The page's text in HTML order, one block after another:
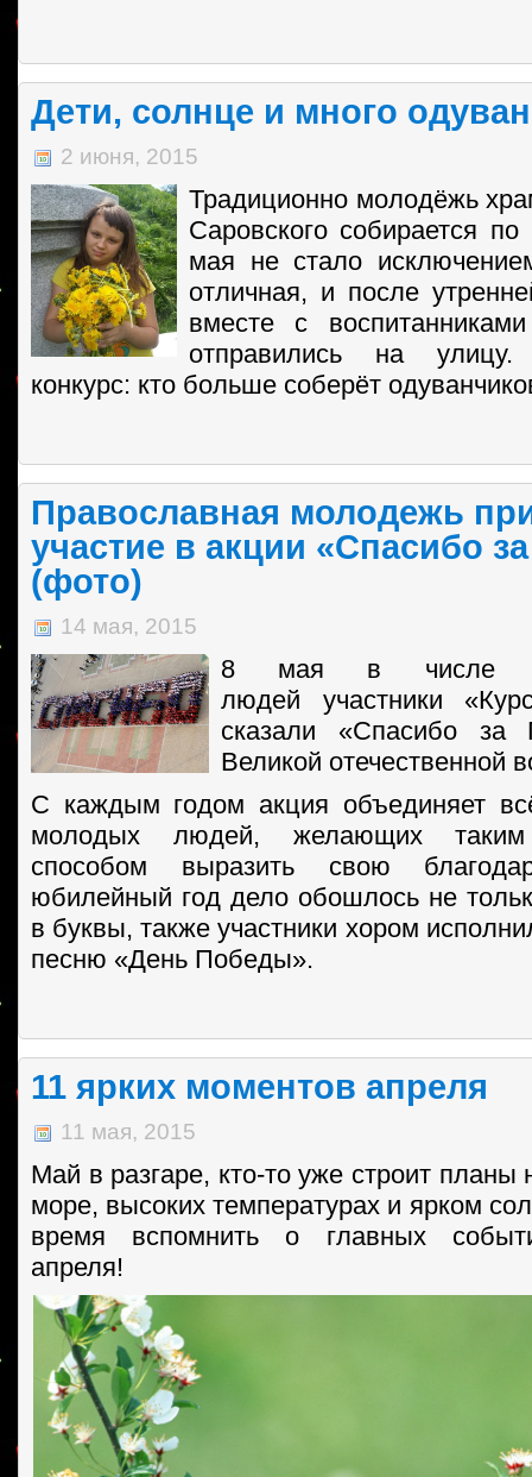
Дети, солнце и много
2 июня, 2015
Традиционно молодёжь
Саровского собирается
мая не стало
отличная, и после
вместе с
отправились на
конкурс: кто больше соберёт
Православная молодежь
участие в акции «Спасибо
(фото)
14 мая, 2015
8 мая в числе
людей участники
сказали «Спасибо за
Великой отечественной
С каждым годом акция объединяет
молодых людей, желающих таким
способом выразить свою
юбилейный год дело обошлось не
в буквы, также участники хором
песню «День Победы».
11 ярких моментов апреля
11 мая, 2015
Май в разгаре, кто-то уже строит планы
море, высоких температурах и ярком
время вспомнить о главных
апреля!